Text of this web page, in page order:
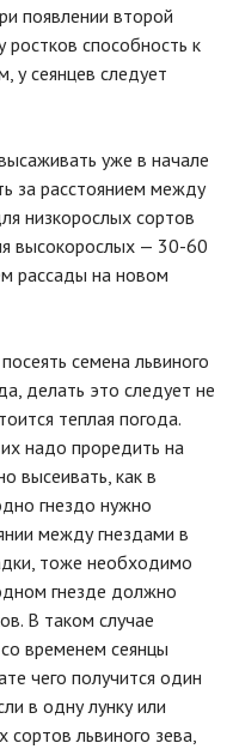
появлении второй
ростков способность к
у сеянцев следует
уже в начале
за расстоянием между
низкорослых сортов
высокорослых — 30-60
рассады на новом
семена львиного
делать это следует не
теплая погода.
надо проредить на
высеивать, как в
гнездо нужно
между гнездами в
тоже необходимо
гнезде должно
В таком случае
временем сеянцы
чего получится один
в одну лунку или
львиного зева,